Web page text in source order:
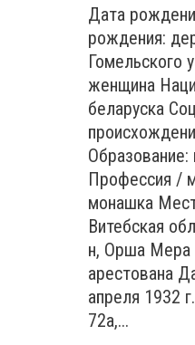
Дата
рождения:
Гомельского
женщина
беларуска
Образование:
Профессия /
монашка
Витебская
н, Орша Мера
арестована
апреля 1932
72а,...